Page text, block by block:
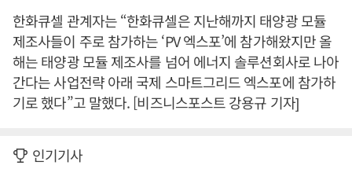
한화큐셀 관계자는 “한화큐셀은 지난해까지 태양광 모듈
제조사들이 주로 참가하는 ‘PV 엑스포’에 참가해왔지만 올
해는 태양광 모듈 제조사를 넘어 에너지 솔루션회사로 나아
간다는 사업전략 아래 국제 스마트그리드 엑스포에 참가하
기로 했다”고 말했다. [비즈니스포스트 강용규 기자]
인기기사